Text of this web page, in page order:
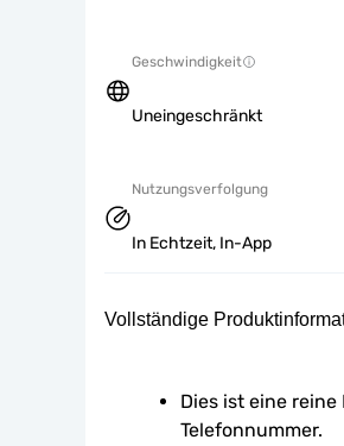
Geschwindigkeit
Uneingeschränkt
Nutzungsverfolgung
In Echtzeit, In-App
Vollständige
Dies ist eine
Telefonnummer.